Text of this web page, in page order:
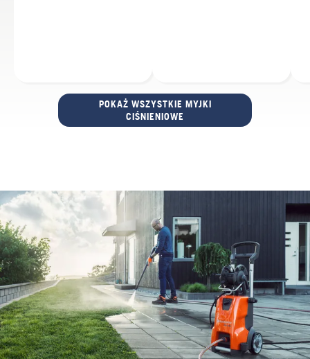
POKAŻ WSZYSTKIE MYJKI
CIŚNIENIOWE